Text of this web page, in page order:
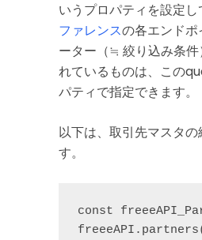
いうプロパティを設定し
ファレンスの各エンドポ
ーター（≒ 絞り込み条件
れているものは、この
パティで指定できます。
以下は、取引先マスタ
す。
const